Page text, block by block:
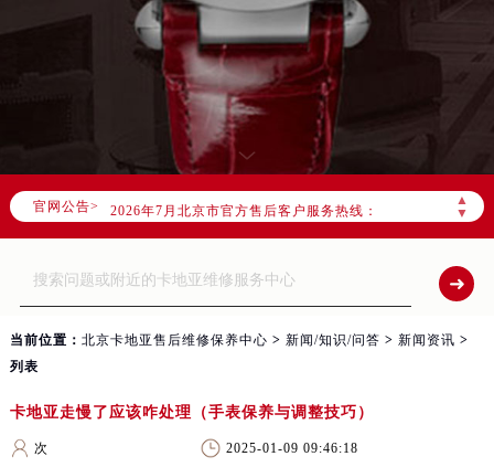
官网公告>
▲
▼
2026年7月北京市售后服务网络优化升级公告
2026年7月北京市官方售后客户服务热线：
2026年7月售后服务中心最新网点地址：
北京市东城区东长安街1号东方广场写字楼W3座6层602室（需提前预约）
北京市朝阳区建国门外大街甲6号华熙国际中心写字楼D座11层1102室（需提前预约）
节假日正常营业！
当前位置： 北京卡地亚售后维修保养中心 > 新闻/知识/问答 > 新闻资讯 >
列表
卡地亚走慢了应该咋处理（手表保养与调整技巧）
次
2025-01-09 09:46:18